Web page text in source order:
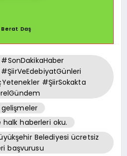
Berat Daş
#ŞiirSokakta
haberleri oku.
Belediyesi ücretsiz
başvurusu